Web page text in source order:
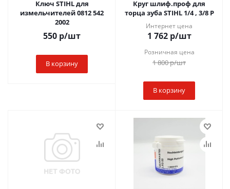
Ключ STIHL для
измельчителей 0812 542
2002
550 р/шт
В корзину
Круг шлиф.проф для
торца зуба STIHL 1/4 , 3/8 Р
Интернет цена
1 762р/шт
Розничная цена
1 800р/шт
В корзину